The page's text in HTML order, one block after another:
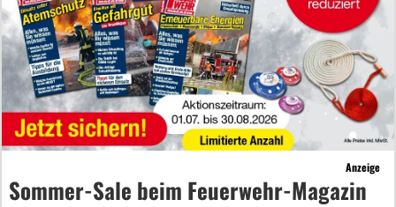
Anzeige
Sommer-Sale beim Feuerwehr-Magazin